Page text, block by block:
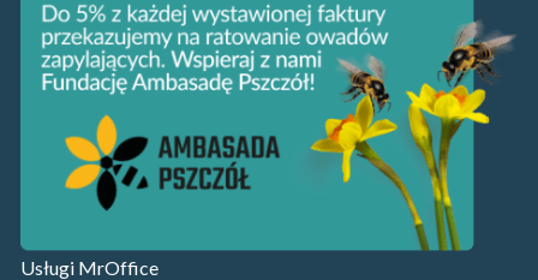
Usługi MrOffice